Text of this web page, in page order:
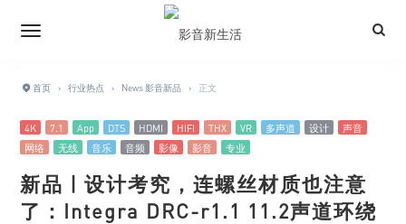
首页 › 行业热点 › News 影音新品 › 正文
4K 7.1 App DTS HDMI HIFI THX VR 多声道 设计
声音
网络
无线 音乐 音频 影像 影音 专业
新品 | 设计考究，连螺丝材质也注意
了：Integra DRC-r1.1 11.2声道环绕